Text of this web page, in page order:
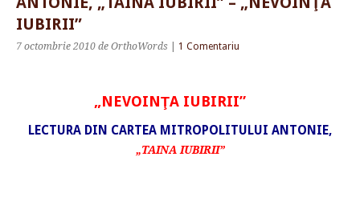
IUBIRII”
7 octombrie 2010 de OrthoWords 1 Comentariu
„NEVOINŢA IUBIRII”
LECTURA DIN CARTEA MITROPOLITULUI ANTONIE,
„TAINA IUBIRII”